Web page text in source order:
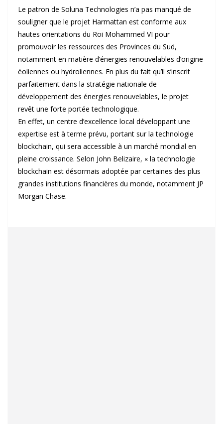
Le patron de Soluna Technologies n’a pas manqué de
souligner que le projet Harmattan est conforme aux
hautes orientations du Roi Mohammed VI pour
promouvoir les ressources des Provinces du Sud,
notamment en matière d’énergies renouvelables d’origine
éoliennes ou hydroliennes. En plus du fait qu’il s’inscrit
parfaitement dans la stratégie nationale de
développement des énergies renouvelables, le projet
revêt une forte portée technologique.
En effet, un centre d’excellence local développant une
expertise est à terme prévu, portant sur la technologie
blockchain, qui sera accessible à un marché mondial en
pleine croissance. Selon John Belizaire, « la technologie
blockchain est désormais adoptée par certaines des plus
grandes institutions financières du monde, notamment JP
Morgan Chase.